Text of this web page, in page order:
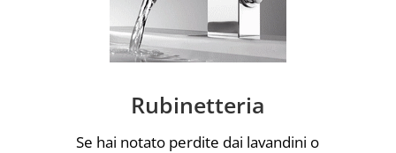
Rubinetteria
Se hai notato perdite dai lavandini o